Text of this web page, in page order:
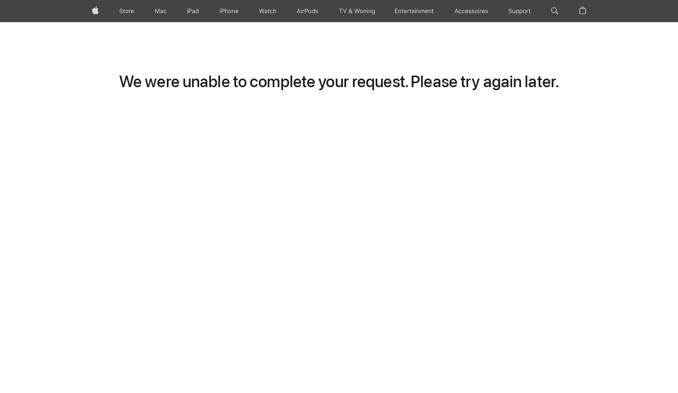
AppleStore Mac iPad iPhone Watch AirPods TV & Woning Entertainment Accessoires Support
We were unable to complete your request. Please try again later.